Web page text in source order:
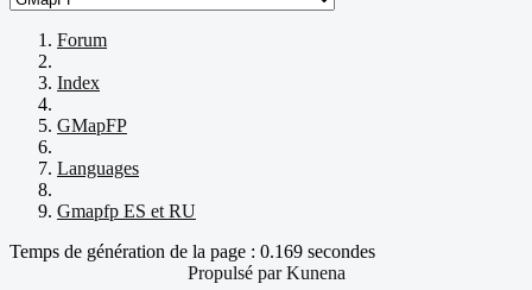
Forum
Index
GMapFP
Languages
Gmapfp ES et RU
Temps de génération de la page : 0.169 secondes
Propulsé parKunena